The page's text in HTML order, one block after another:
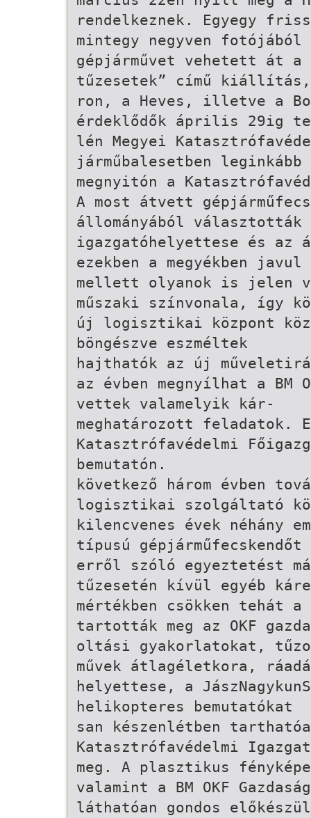
rendelkeznek. Egy­egy
mintegy negyven
gépjárművet vehetett át a
tűzesetek” című kiállítás,
ron, a Heves, illetve a
érdeklődők április 29­ig
lén Megyei
járműbalesetben
megnyitón a
A most átvett
állományából
igazgatóhelyettese és az
ezekben a megyékben
mellett olyanok is jelen
műszaki színvonala, így
új logisztikai központ
böngészve eszméltek
hajthatók az új
az évben megnyílhat a
vettek valamelyik kár-
meghatározott feladatok.
Katasztrófavédelmi
bemutatón.
következő három évben
logisztikai szolgáltató
kilencvenes évek néhány
típusú
erről szóló egyeztetést
tűzesetén kívül egyéb
mértékben csökken tehát
tartották meg az OKF
oltási gyakorlatokat,
művek átlagéletkora,
helyettese, a
helikopteres bemutatókat
san készenlétben
Katasztrófavédelmi
meg. A plasztikus
valamint a BM OKF
láthatóan gondos